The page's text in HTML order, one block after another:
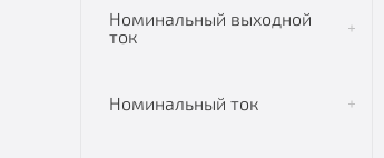
Номинальный выходной
ток
Номинальный ток